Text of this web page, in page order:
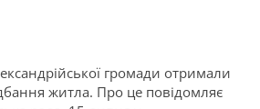
громади отримали
житла. Про це повідомляє